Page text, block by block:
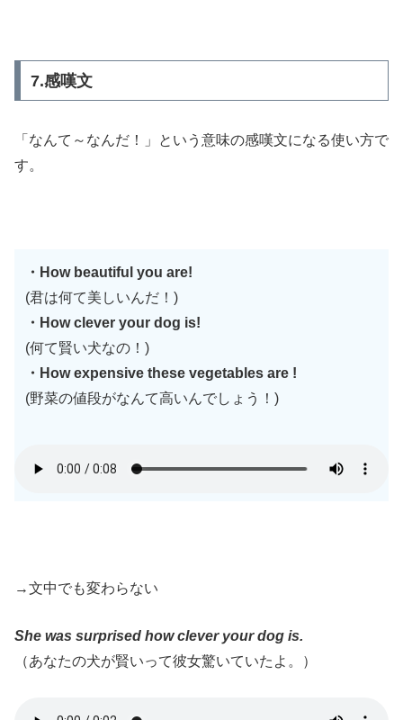
7.感嘆文
「なんて～なんだ！」という意味の感嘆文になる使い方で
す。
・How beautiful you are!
(君は何て美しいんだ！)
・How clever your dog is!
(何て賢い犬なの！)
・How expensive these vegetables are !
(野菜の値段がなんて高いんでしょう！)
→文中でも変わらない
She was surprised how clever your dog is.
（あなたの犬が賢いって彼女驚いていたよ。）